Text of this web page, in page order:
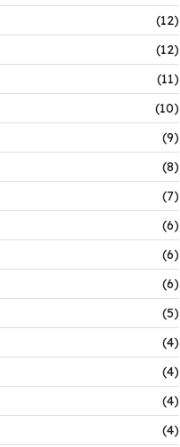
(12)
(12)
(11)
(10)
(9)
(8)
(7)
(6)
(6)
(6)
(5)
(4)
(4)
(4)
(4)